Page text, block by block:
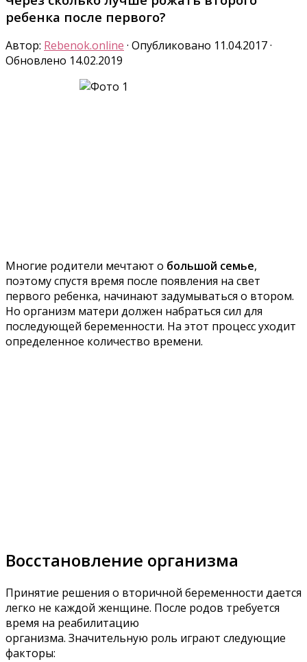
ребенка после первого?
Автор: Rebenok.online · Опубликовано 11.04.2017·
Обновлено 14.02.2019
Многие родители мечтают о большой семье,
поэтому спустя время после появления на свет
первого ребенка, начинают задумываться о втором.
Но организм матери должен набраться сил для
последующей беременности. На этот процесс уходит
определенное количество времени.
Восстановление организма
Принятие решения о вторичной беременности дается
легко не каждой женщине. После родов требуется
время на реабилитацию
организма. Значительную роль играют следующие
факторы: